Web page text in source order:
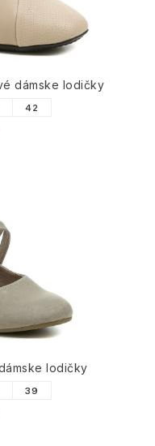
dámske lodičky
42
lodičky
39